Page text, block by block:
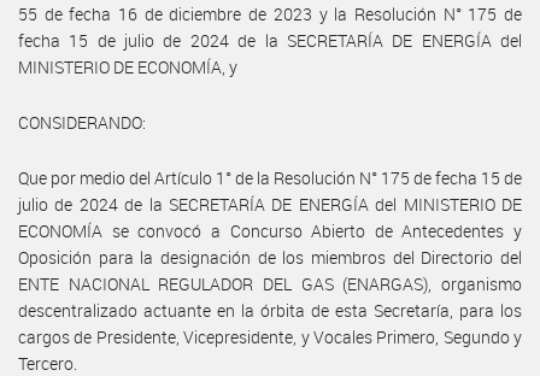
55 de fecha 16 de diciembre de 2023 y la Resolución N° 175 de
fecha 15 de julio de 2024 de la SECRETARÍA DE ENERGÍA del
MINISTERIO DE ECONOMÍA, y
CONSIDERANDO:
Que por medio del Artículo 1° de la Resolución N° 175 de fecha 15 de
julio de 2024 de la SECRETARÍA DE ENERGÍA del MINISTERIO DE
ECONOMÍA se convocó a Concurso Abierto de Antecedentes y
Oposición para la designación de los miembros del Directorio del
ENTE NACIONAL REGULADOR DEL GAS (ENARGAS), organismo
descentralizado actuante en la órbita de esta Secretaría, para los
cargos de Presidente, Vicepresidente, y Vocales Primero, Segundo y
Tercero.